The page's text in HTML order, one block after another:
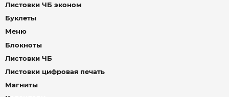
Листовки ЧБ эконом
Буклеты
Меню
Блокноты
Листовки ЧБ
Листовки цифровая печать
Магниты